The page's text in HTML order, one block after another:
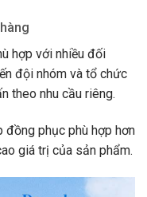
hợp với nhiều đối
đội nhóm và tổ chức
theo nhu cầu riêng.
đồng phục phù hợp hơn
giá trị của sản phẩm.